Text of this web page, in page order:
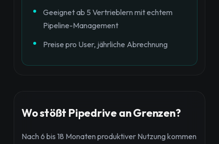
Geeignet ab 5 Vertrieblern mit echtem
Pipeline-Management
Preise pro User, jährliche Abrechnung
Wo stößt Pipedrive an Grenzen?
Nach 6 bis 18 Monaten produktiver Nutzung kommen